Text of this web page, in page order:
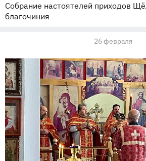
Собрание настоятелей приходов
благочиния
26 февраля